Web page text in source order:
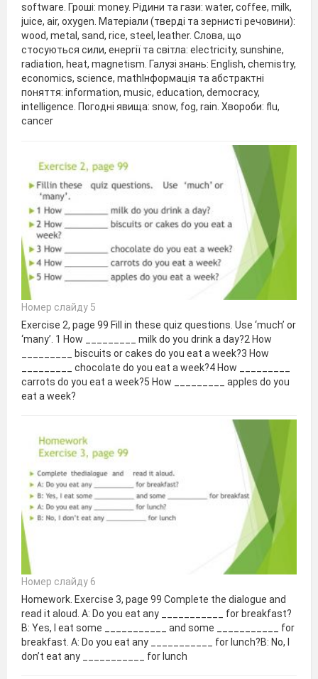
software. Гроші: money. Рідини та гази: water, coffee, milk,
juice, air, oxygen. Матеріали (тверді та зернисті речовини):
wood, metal, sand, rice, steel, leather. Слова, що
стосуються сили, енергії та світла: electricity, sunshine,
radiation, heat, magnetism. Галузі знань: English, chemistry,
economics, science, mathІнформація та абстрактні
поняття: information, music, education, democracy,
intelligence. Погодні явища: snow, fog, rain. Хвороби: flu,
cancer
Номер слайду 5
Exercise 2, page 99 Fill in these quiz questions. Use ‘much’ or
‘many’. 1 How _________ milk do you drink a day?2 How
_________ biscuits or cakes do you eat a week?3 How
_________ chocolate do you eat a week?4 How _________
carrots do you eat a week?5 How _________ apples do you
eat a week?
Номер слайду 6
Homework. Exercise 3, page 99 Complete the dialogue and
read it aloud. A: Do you eat any ___________ for breakfast?
B: Yes, I eat some ___________ and some ___________ for
breakfast. A: Do you eat any ___________ for lunch?B: No, I
don’t eat any ___________ for lunch